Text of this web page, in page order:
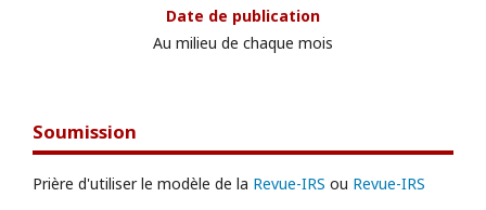
Date de publication
Au milieu de chaque mois
Soumission
Prière d'utiliser le modèle de la Revue-IRS ou Revue-IRS